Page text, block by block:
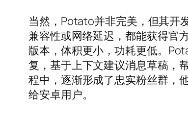
当然，Potato并非完美，但其开
兼容性或网络延迟，都能获得官
版本，体积更小，功耗更低。
复，基于上下文建议消息草稿，
程中，逐渐形成了忠实粉丝群，
给安卓用户。